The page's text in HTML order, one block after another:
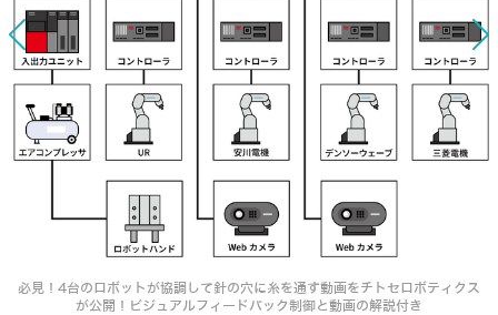
必見！4台のロボットが協調して針の穴に糸を通す動画をチトセロボティクス
が公開！ビジュアルフィードバック制御と動画の解説付き